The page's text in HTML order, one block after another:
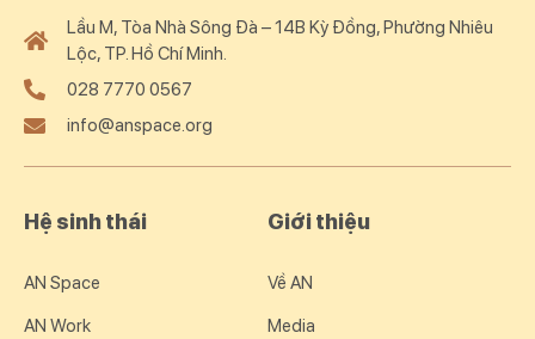
Lầu M, Tòa Nhà Sông Đà – 14B Kỳ Đồng, Phường Nhiêu
Lộc, TP. Hồ Chí Minh.
028 7770 0567
info@anspace.org
Hệ sinh thái
AN Space
AN Work
Giới thiệu
Về AN
Media